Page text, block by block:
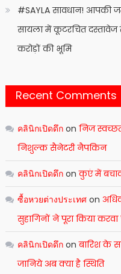
#SAYLA सावधान! आपकी
सायला में कूटरचित दस्तावेज
करोड़ों की भूमि
Recent Comments
คลินิกเปิดดึกon निज
निशुल्क सैनेटरी नैपकिन
คลินิกเปิดดึกonकुएं में
ซื้อหวยต่างประเทศon
सुहागिनों ने पूरा किया करवा
คลินิกเปิดดึกonबारिश के
जानिये अब क्या है स्थिति